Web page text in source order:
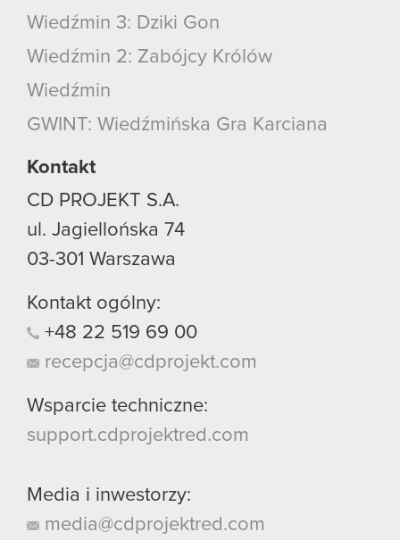
Wiedźmin 3: Dziki Gon
Wiedźmin 2: Zabójcy Królów
Wiedźmin
GWINT: Wiedźmińska Gra Karciana
Kontakt
CD PROJEKT S.A.
ul. Jagiellońska 74
03-301 Warszawa
Kontakt ogólny:
+48 22 519 69 00
recepcja@cdprojekt.com
Wsparcie techniczne:
support.cdprojektred.com
Media i inwestorzy:
media@cdprojektred.com